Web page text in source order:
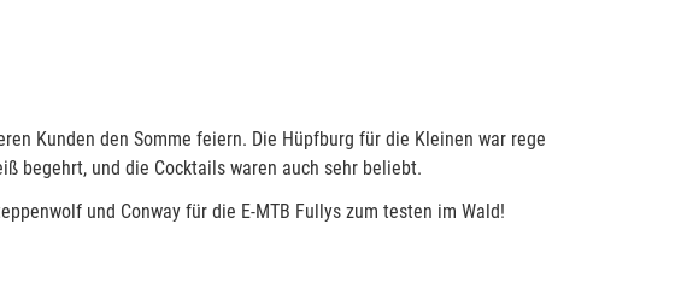
Kunden den Somme feiern. Die Hüpfburg für die Kleinen war rege
begehrt, und die Cocktails waren auch sehr beliebt.
und Conway für die E-MTB Fullys zum testen im Wald!